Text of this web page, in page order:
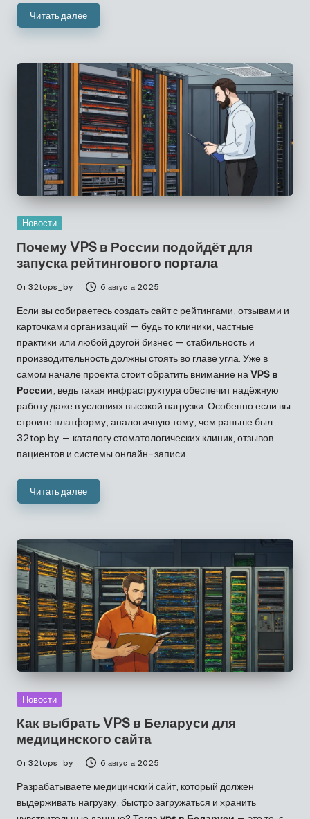
Читать далее
Опубликовано
Новости
Почему VPS в России подойдёт для
запуска рейтингового портала
Запись
от
От 32tops_by 6 августа 2025
Если вы собираетесь создать сайт с рейтингами, отзывами и
карточками организаций — будь то клиники, частные
практики или любой другой бизнес — стабильность и
производительность должны стоять во главе угла. Уже в
самом начале проекта стоит обратить внимание наVPS в
России, ведь такая инфраструктура обеспечит надёжную
работу даже в условиях высокой нагрузки. Особенно если вы
строите платформу, аналогичную тому, чем раньше был
32top.by — каталогу стоматологических клиник, отзывов
пациентов и системы онлайн-записи.
Читать далее
Опубликовано
Новости
Как выбрать VPS в Беларуси для
медицинского сайта
Запись
от
От 32tops_by 6 августа 2025
Разрабатываете медицинский сайт, который должен
выдерживать нагрузку, быстро загружаться и хранить